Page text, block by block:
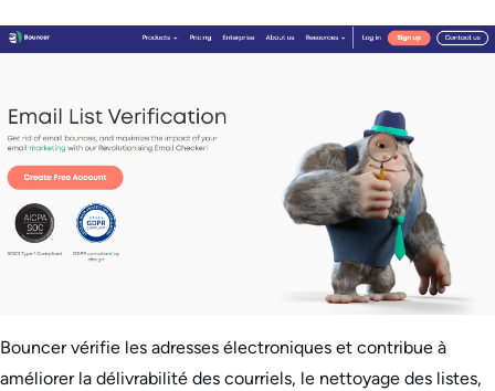
Bouncer vérifie les adresses électroniques et contribue à
améliorer la délivrabilité des courriels, le nettoyage des listes,